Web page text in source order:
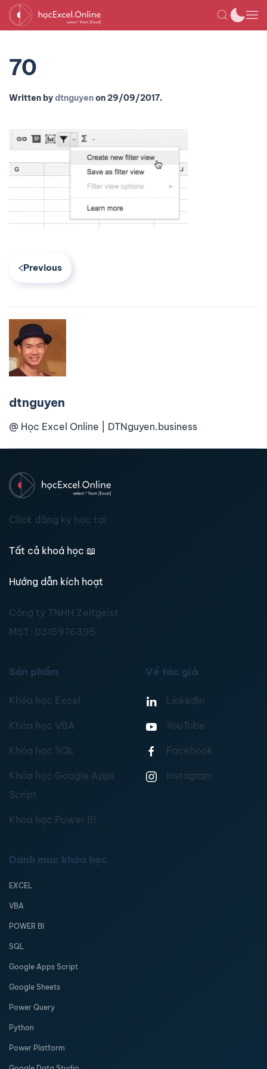
70
Written bydtnguyenon29/09/2017.
Previous
dtnguyen
@ Học Excel Online | DTNguyen.business
Click đăng ký học tại:
Tất cả khoá học 📖
Hướng dẫn kích hoạt
Công ty TNHH Zeitgeist
MST: 0315976395
Sản phẩm
Khóa học Excel
Khóa học VBA
Khóa học SQL
Khóa học Google Apps
Script
Khóa học Power BI
Về tác giả
Linkedin
YouTube
Facebook
Instagram
Danh mục khóa học
EXCEL
VBA
POWER BI
SQL
Google Apps Script
Google Sheets
Power Query
Python
Power Platform